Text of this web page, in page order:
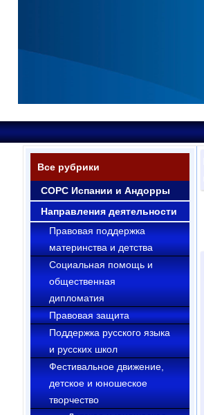
Все рубрики
СОРС Испании и Андорры
Направления деятельности
Правовая поддержка
материнства и детства
Социальная помощь и
общественная
дипломатия
Правовая защита
Поддержка русского языка
и русских школ
Фестивальное движение,
детское и юношеское
творчество